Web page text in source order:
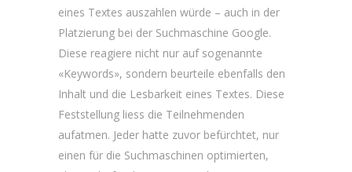
eines Textes auszahlen würde – auch in der
Platzierung bei der Suchmaschine Google.
Diese reagiere nicht nur auf sogenannte
«Keywords», sondern beurteile ebenfalls den
Inhalt und die Lesbarkeit eines Textes. Diese
Feststellung liess die Teilnehmenden
aufatmen. Jeder hatte zuvor befürchtet, nur
einen für die Suchmaschinen optimierten,